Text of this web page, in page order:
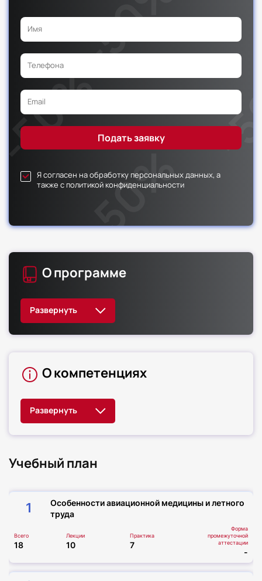
Я согласен на обработку персональных данных, а
также с политикой конфиденциальности
О программе
О компетенциях
Учебный план
1
Особенности авиационной медицины и летного
труда
Всего
18
Лекции
10
Практика
7
Форма
промежуточной
аттестации
-